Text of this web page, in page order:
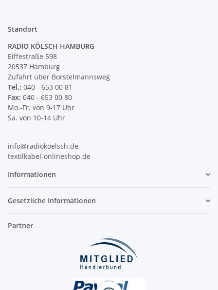
Standort
RADIO KÖLSCH HAMBURG
Eiffestraße 598
20537 Hamburg
Zufahrt über Borstelmannsweg
Tel.: 040 - 653 00 81
Fax: 040 - 653 00 80
Mo.-Fr. von 9-17 Uhr
Sa. von 10-14 Uhr
info@radiokoelsch.de
textilkabel-onlineshop.de
Informationen
Gesetzliche Informationen
Partner